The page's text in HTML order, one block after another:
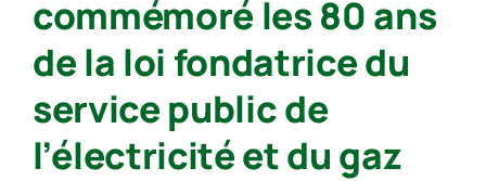
la
Semaine
de
l’intelligence
artificielle
commémoré les 80 ans
de la loi fondatrice du
service public de
l’électricité et du gaz